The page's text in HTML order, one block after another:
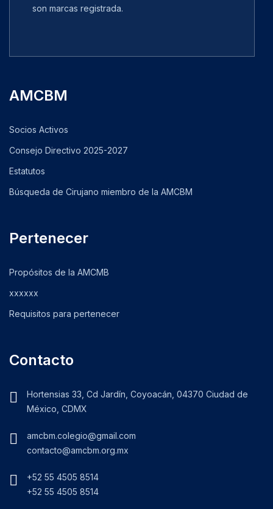
son marcas registrada.
AMCBM
Socios Activos
Consejo Directivo 2025-2027
Estatutos
Búsqueda de Cirujano miembro de la AMCBM
Pertenecer
Propósitos de la AMCMB
xxxxxx
Requisitos para pertenecer
Contacto
Hortensias 33, Cd Jardín, Coyoacán, 04370 Ciudad de
México, CDMX
amcbm.colegio@gmail.com
contacto@amcbm.org.mx
+52 55 4505 8514
+52 55 4505 8514